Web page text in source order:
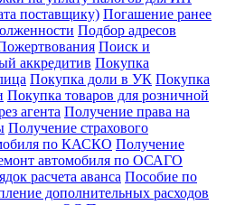
поставщику) Погашение ранее
Подбор адресов
Поиск и
аккредитив Покупка
Покупка доли в УК Покупка
Покупка товаров для розничной
агента Получение права на
Получение страхового
по КАСКО Получение
автомобиля по ОСАГО
расчета аванса Пособие по
дополнительных расходов